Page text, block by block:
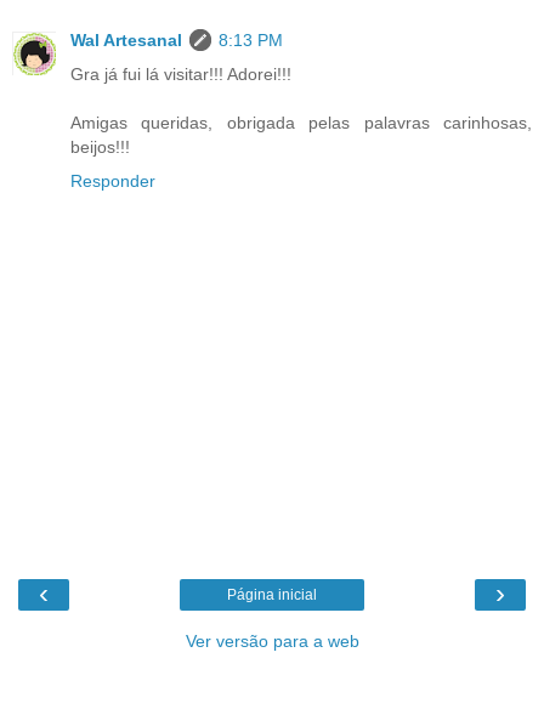
Wal Artesanal
8:13 PM
Gra já fui lá visitar!!! Adorei!!!
Amigas queridas, obrigada pelas palavras carinhosas,
beijos!!!
Responder
‹ ›
Página inicial
Ver versão para a web